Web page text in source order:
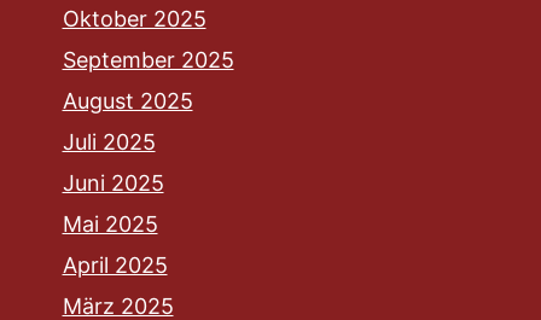
Oktober 2025
September 2025
August 2025
Juli 2025
Juni 2025
Mai 2025
April 2025
März 2025